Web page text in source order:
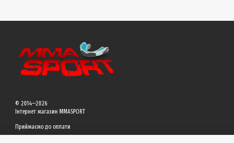
© 2014—2026
Інтернет магазин MMASPORT
Приймаємо до оплати